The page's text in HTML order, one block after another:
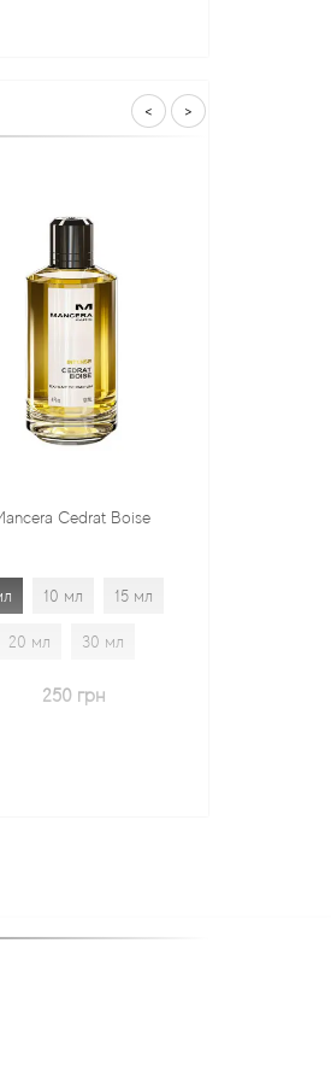
Tiziana Terenzi Orza
5 мл 10 мл
20 мл
< >